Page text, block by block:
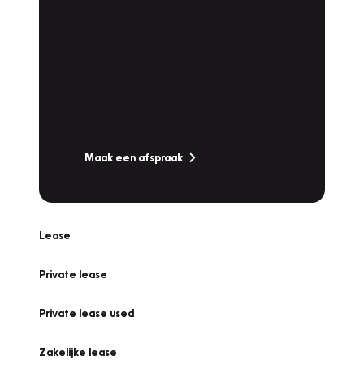
Maak een afspraak
Lease
Private lease
Private lease used
Zakelijke lease